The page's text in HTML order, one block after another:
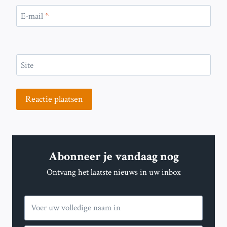
E-mail*
Site
Abonneer je vandaag nog
Ontvang het laatste nieuws in uw inbox